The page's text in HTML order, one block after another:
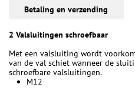
Betaling en verzending
2 Valsluitingen schroefbaar
Met een valsluiting wordt
van de val schiet wanneer de
schroefbare valsluitingen.
M12